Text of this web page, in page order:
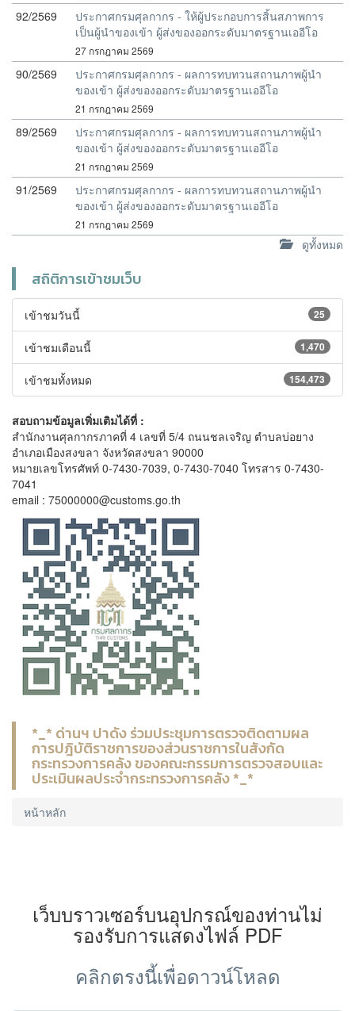
92/2569
ประกาศกรมศุลกากร - ให้ผู้ประกอบการสิ้นสภาพการ
เป็นผู้นำของเข้า ผู้ส่งของออกระดับมาตรฐานเออีโอ
27 กรกฎาคม 2569
90/2569
ประกาศกรมศุลกากร - ผลการทบทวนสถานภาพผู้นำ
ของเข้า ผู้ส่งของออกระดับมาตรฐานเออีโอ
21 กรกฎาคม 2569
89/2569
ประกาศกรมศุลกากร - ผลการทบทวนสถานภาพผู้นำ
ของเข้า ผู้ส่งของออกระดับมาตรฐานเออีโอ
21 กรกฎาคม 2569
91/2569
ประกาศกรมศุลกากร - ผลการทบทวนสถานภาพผู้นำ
ของเข้า ผู้ส่งของออกระดับมาตรฐานเออีโอ
21 กรกฎาคม 2569
ดูทั้งหมด
สถิติการเข้าชมเว็บ
25
เข้าชมวันนี้
1,470
เข้าชมเดือนนี้
154,473
เข้าชมทั้งหมด
สอบถามข้อมูลเพิ่มเติมได้ที่ :
สำนักงานศุลกากรภาคที่ 4 เลขที่ 5/4 ถนนชลเจริญ ตำบลบ่อยาง
อำเภอเมืองสงขลา จังหวัดสงขลา 90000
หมายเลขโทรศัพท์ 0-7430-7039, 0-7430-7040 โทรสาร 0-7430-
7041
email : 75000000@customs.go.th
*_* ด่านฯ ปาดัง ร่วมประชุมการตรวจติดตามผล
การปฎิบัติราชการของส่วนราชการในสังกัด
กระทรวงการคลัง ของคณะกรรมการตรวจสอบและ
ประเมินผลประจำกระทรวงการคลัง *_*
หน้าหลัก
เว็บบราวเซอร์บนอุปกรณ์ของท่านไม่
รองรับการแสดงไฟล์ PDF
คลิกตรงนี้เพื่อดาวน์โหลด